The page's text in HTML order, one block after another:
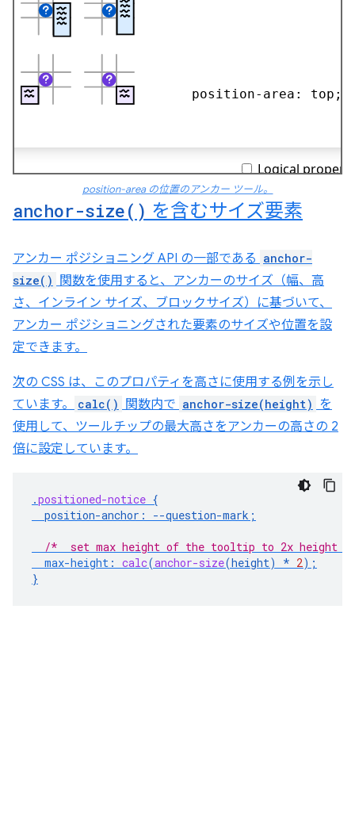
position-area の位置のアンカー ツール。
anchor-size( ) を含むサイズ要素
アンカー ポジショニング API の一部である anchor-
size() 関数を使用すると、アンカーのサイズ（幅、高
さ、インライン サイズ、ブロックサイズ）に基づいて、
アンカー ポジショニングされた要素のサイズや位置を設
定できます。
次の CSS は、このプロパティを高さに使用する例を示し
ています。
calc() 関数内で anchor-size(height) を
使用して、ツールチップの最大高さをアンカーの高さの 2
倍に設定しています。
.positioned-notice {
position-anchor : --question-mark ;
/*  set max height of the tooltip to 2x height
max-height : calc(anchor-size(height) * 2);
}